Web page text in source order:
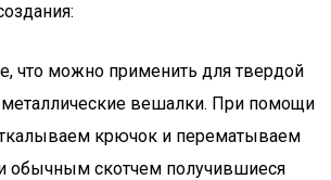
что можно применить для твердой
вешалки. При помощи
крючок и перематываем
обычным скотчем получившиеся